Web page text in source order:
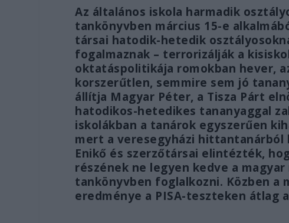
Az általános iskola harmadik
tankönyvben március 15-e
társai hatodik-hetedik
fogalmaznak – terrorizálják a
oktatáspolitikája romokban hever,
korszerűtlen, semmire sem jó
állítja Magyar Péter, a Tisza Párt
hatodikos-hetedikes tananyaggal
iskolákban a tanárok egyszerűen
mert a veresegyházi
Enikő és szerzőtársai elintézték,
részének ne legyen kedve a
tankönyvben foglalkozni. Közben a
eredménye a PISA-teszteken